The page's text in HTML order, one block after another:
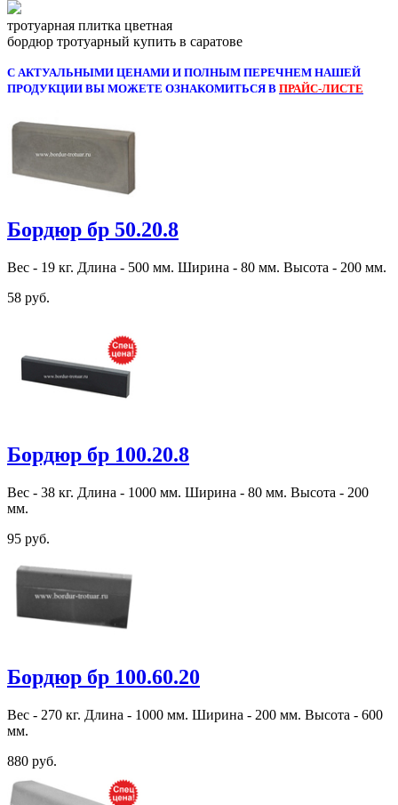
тротуарная плитка цветная
бордюр тротуарный купить в саратове
С АКТУАЛЬНЫМИ ЦЕНАМИ И ПОЛНЫМ ПЕРЕЧНЕМ НАШЕЙ
ПРОДУКЦИИ ВЫ МОЖЕТЕ ОЗНАКОМИТЬСЯ В ПРАЙС-ЛИСТЕ
Бордюр бр 50.20.8
Вес - 19 кг. Длина - 500 мм. Ширина - 80 мм. Высота - 200 мм.
58 руб.
Бордюр бр 100.20.8
Вес - 38 кг. Длина - 1000 мм. Ширина - 80 мм. Высота - 200
мм.
95 руб.
Бордюр бр 100.60.20
Вес - 270 кг. Длина - 1000 мм. Ширина - 200 мм. Высота - 600
мм.
880 руб.